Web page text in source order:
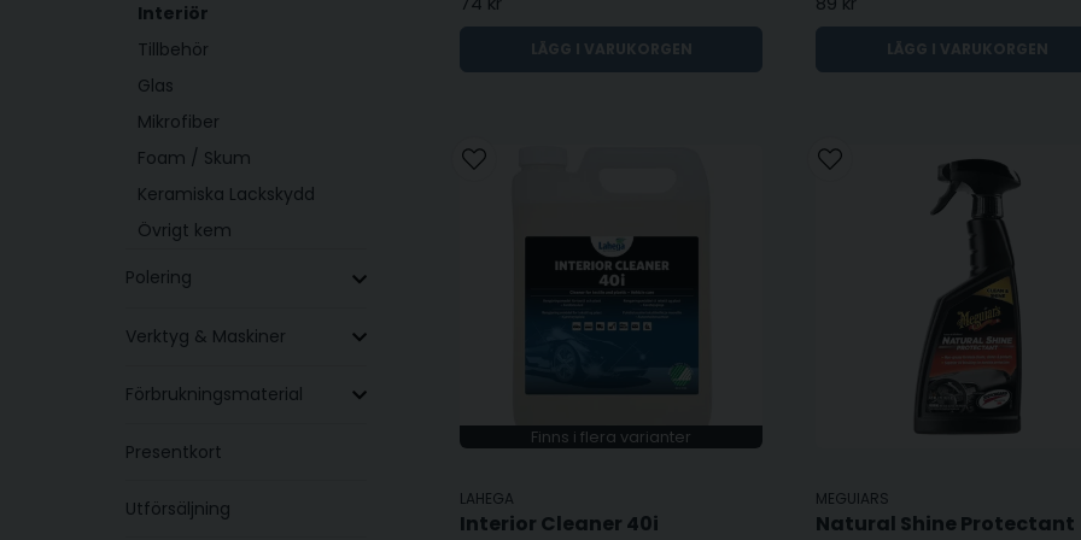
Interiör
Tillbehör
Glas
Mikrofiber
Foam / Skum
Keramiska Lackskydd
Övrigt kem
Polering
Verktyg & Maskiner
Förbrukningsmaterial
Presentkort
Utförsäljning
LÄGG I VARUKORGEN LÄGG I VARUKORGEN
Finns i flera varianter
LAHEGA
Interior Cleaner 40i
MEGUIARS
Natural Shine Protectant